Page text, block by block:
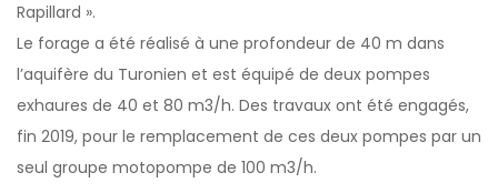
Rapillard ».
Le forage a été réalisé à une profondeur de 40 m dans
l’aquifère du Turonien et est équipé de deux pompes
exhaures de 40 et 80 m3/h. Des travaux ont été engagés,
fin 2019, pour le remplacement de ces deux pompes par un
seul groupe motopompe de 100 m3/h.